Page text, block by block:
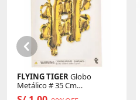
dejar enfriar antes de lavar
No cortar alimentos
No usar químicos abrasivos
Este producto aún no
Sé el primero en
FLYING TIGERGlobo
Metálico # 35 Cm
P/Cumpleaños 3005873